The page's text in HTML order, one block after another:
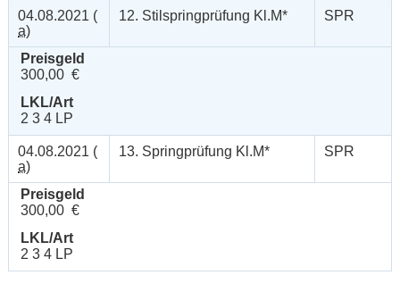
04.08.2021 (
a)
12. Stilspringprüfung Kl.M* SPR
Preisgeld
300,00 €
LKL/Art
2 3 4 LP
04.08.2021 (
a)
13. Springprüfung Kl.M* SPR
Preisgeld
300,00 €
LKL/Art
2 3 4 LP